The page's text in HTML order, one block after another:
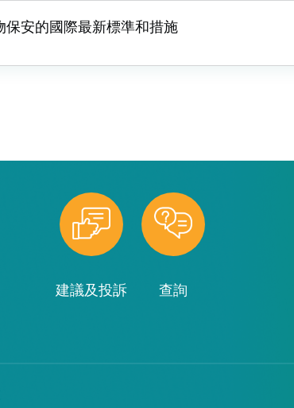
安的國際最新標準和措施
建議及投訴 查詢